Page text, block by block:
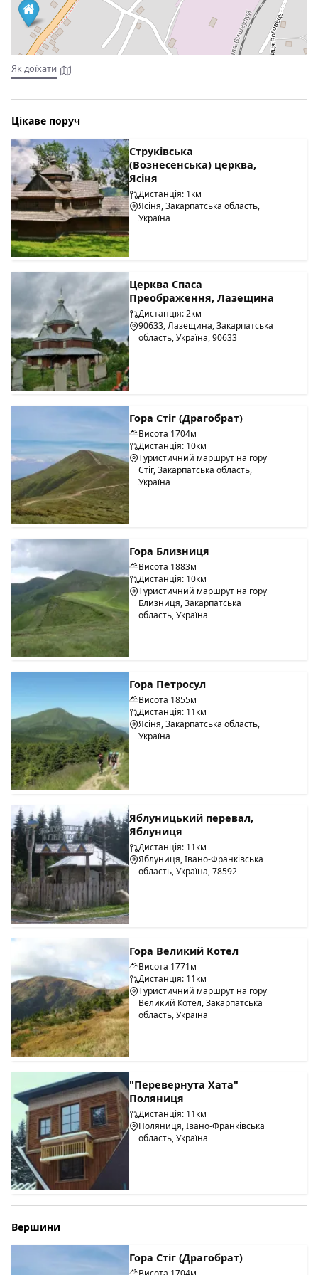
Як доїхати
Цікаве поруч
Струківська
(Вознесенська) церква,
Ясіня
Дистанція: 1км
Ясіня, Закарпатська область,
Україна
Церква Спаса
Преображення, Лазещина
Дистанція: 2км
90633, Лазещина, Закарпатська
область, Україна, 90633
Гора Стіг (Драгобрат)
Висота 1704м
Дистанція: 10км
Туристичний маршрут на гору
Стіг, Закарпатська область,
Україна
Гора Близниця
Висота 1883м
Дистанція: 10км
Туристичний маршрут на гору
Близниця, Закарпатська
область, Україна
Гора Петросул
Висота 1855м
Дистанція: 11км
Ясіня, Закарпатська область,
Україна
Яблуницький перевал,
Яблуниця
Дистанція: 11км
Яблуниця, Івано-Франківська
область, Україна, 78592
Гора Великий Котел
Висота 1771м
Дистанція: 11км
Туристичний маршрут на гору
Великий Котел, Закарпатська
область, Україна
"Перевернута Хата"
Поляниця
Дистанція: 11км
Поляниця, Івано-Франківська
область, Україна
Вершини
Гора Стіг (Драгобрат)